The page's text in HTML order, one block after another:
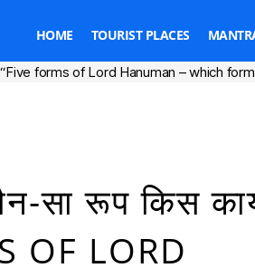
HOME TOURIST PLACES
(“Five forms of Lord Hanuman – which
सा रूप किस
OF LORD